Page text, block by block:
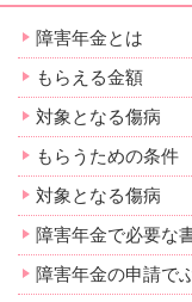
障害年金とは
もらえる金額
対象となる傷病
もらうための条件
対象となる傷病
障害年金で必要な
障害年金の申請で